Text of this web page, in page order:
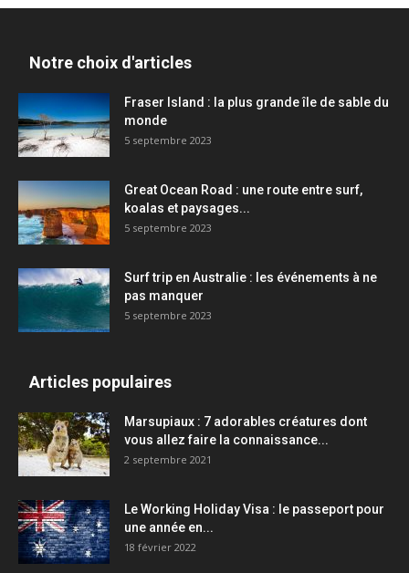
Notre choix d'articles
Fraser Island : la plus grande île de sable du
monde
5 septembre 2023
Great Ocean Road : une route entre surf,
koalas et paysages...
5 septembre 2023
Surf trip en Australie : les événements à ne
pas manquer
5 septembre 2023
Articles populaires
Marsupiaux : 7 adorables créatures dont
vous allez faire la connaissance...
2 septembre 2021
Le Working Holiday Visa : le passeport pour
une année en...
18 février 2022